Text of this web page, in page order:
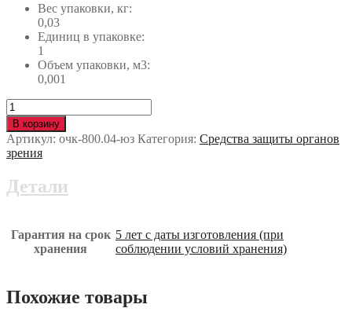
Вес упаковки, кг:
0,03
Единиц в упаковке:
1
Объем упаковки, м3:
0,001
Количество
Очки
UNIVET™
505UP
(505U.00.00.19)
юз
В корзину
Артикул: очк-800.04-юз Категория: Средства защиты органов
зрения
Детали
Гарантия на срок
хранения
5 лет с даты изготовления (при
соблюдении условий хранения)
Похожие товары